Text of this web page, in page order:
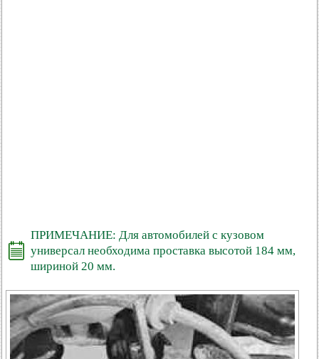
ПРИМЕЧАНИЕ: Для автомобилей с кузовом
универсал необходима проставка высотой 184 мм,
шириной 20 мм.